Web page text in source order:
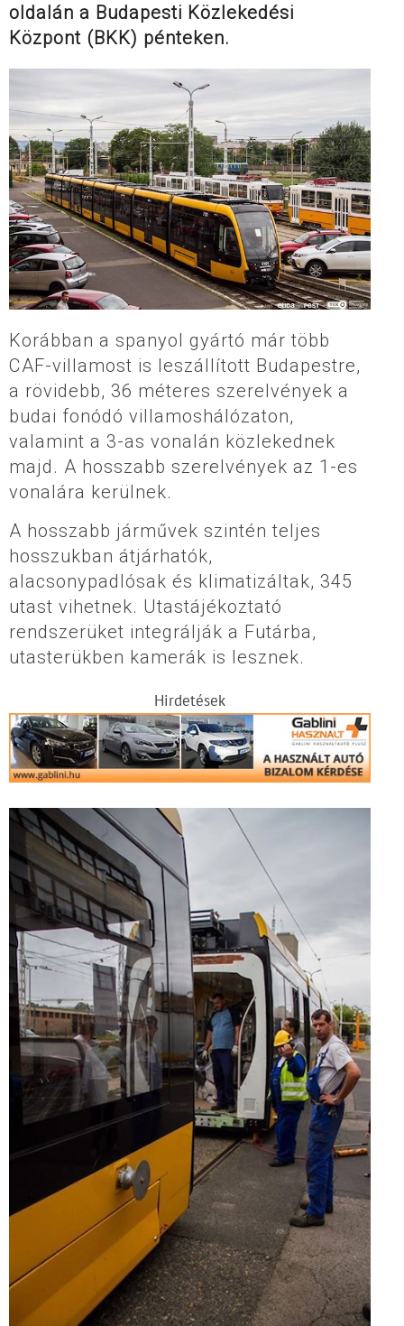
oldalán a Budapesti Közlekedési
Központ (BKK) pénteken.
Korábban a spanyol gyártó már több
CAF-villamost is leszállított Budapestre,
a rövidebb, 36 méteres szerelvények a
budai fonódó villamoshálózaton,
valamint a 3-as vonalán közlekednek
majd. A hosszabb szerelvények az 1-es
vonalára kerülnek.
A hosszabb járművek szintén teljes
hosszukban átjárhatók,
alacsonypadlósak és klimatizáltak, 345
utast vihetnek. Utastájékoztató
rendszerüket integrálják a Futárba,
utasterükben kamerák is lesznek.
Hirdetések